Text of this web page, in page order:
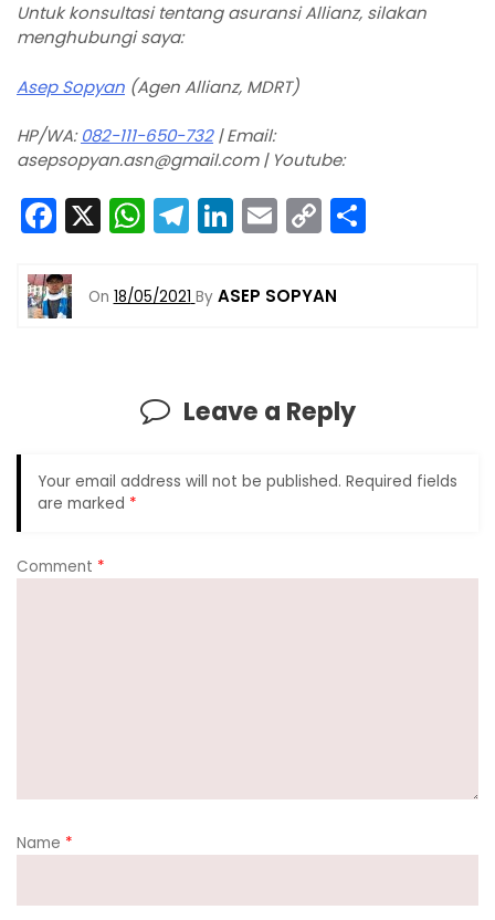
Untuk konsultasi tentang asuransi Allianz, silakan
menghubungi saya:
Asep Sopyan (Agen Allianz, MDRT)
HP/WA:082-111-650-732| Email:
asepsopyan.asn@gmail.com | Youtube:
F
a
c
e
X W
h
a
ts
p
p
T
el
e
gr
Li
n
k
E
m
ai
C
o
p
n
k
On 18/05/2021 By ASEP SOPYAN
Leave a Reply
Your email address will not be published. Required fields
are marked *
Comment *
Name *